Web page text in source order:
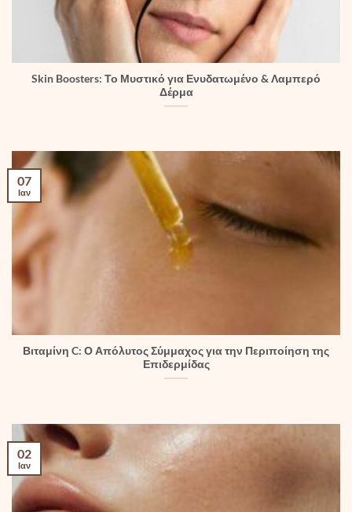
Skin Boosters: Το Μυστικό για Ενυδατωμένο & Λαμπερό
Δέρμα
Βιταμίνη C: Ο Απόλυτος Σύμμαχος για την Περιποίηση της
Επιδερμίδας
07
Ιαν
02
Ιαν